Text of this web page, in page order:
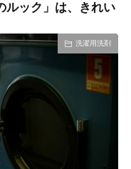
ルック」は、きれい
洗濯用洗剤